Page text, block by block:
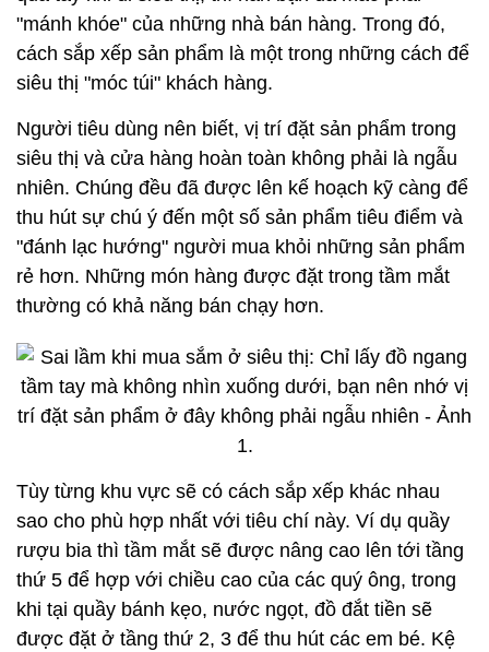
"mánh khóe" của những nhà bán hàng. Trong đó,
cách sắp xếp sản phẩm là một trong những cách để
siêu thị "móc túi" khách hàng.
Người tiêu dùng nên biết, vị trí đặt sản phẩm trong
siêu thị và cửa hàng hoàn toàn không phải là ngẫu
nhiên. Chúng đều đã được lên kế hoạch kỹ càng để
thu hút sự chú ý đến một số sản phẩm tiêu điểm và
"đánh lạc hướng" người mua khỏi những sản phẩm
rẻ hơn. Những món hàng được đặt trong tầm mắt
thường có khả năng bán chạy hơn.
Tùy từng khu vực sẽ có cách sắp xếp khác nhau
sao cho phù hợp nhất với tiêu chí này. Ví dụ quầy
rượu bia thì tầm mắt sẽ được nâng cao lên tới tầng
thứ 5 để hợp với chiều cao của các quý ông, trong
khi tại quầy bánh kẹo, nước ngọt, đồ đắt tiền sẽ
được đặt ở tầng thứ 2, 3 để thu hút các em bé. Kệ